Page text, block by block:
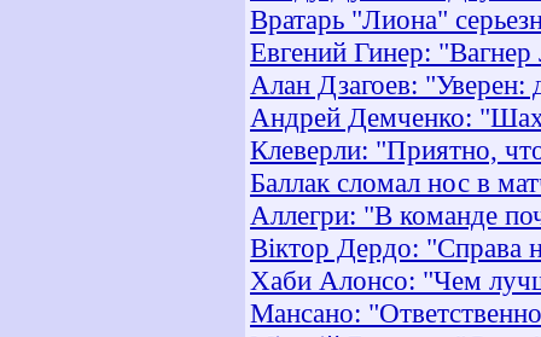
Вратарь "Лиона"
Евгений Гинер:
Алан Дзагоев: "Уверен:
Андрей Демченко:
Клеверли: "Приятно,
Баллак сломал нос в
Аллегри: "В команде
Віктор Дердо: "Справа
Хаби Алонсо: "Чем
Мансано: